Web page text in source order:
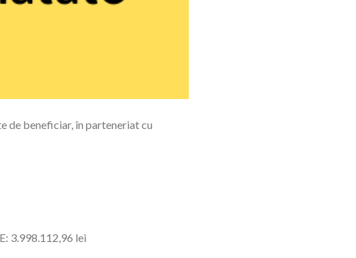
de beneficiar, în parteneriat cu
3.998.112,96 lei